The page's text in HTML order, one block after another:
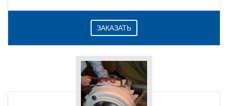
ЗАКАЗАТЬ